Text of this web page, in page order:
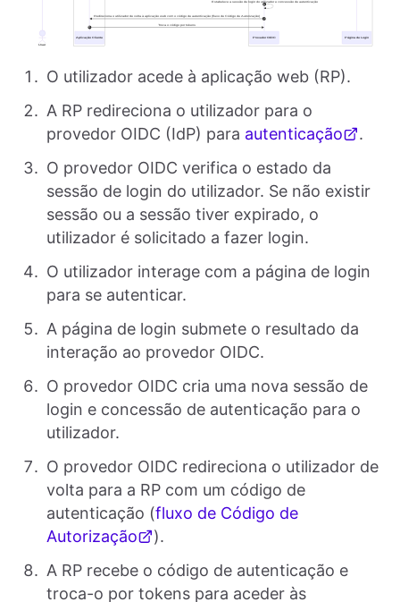
O utilizador acede à aplicação web (RP).
A RP redireciona o utilizador para o
provedor OIDC (IdP) para autenticação
.
O provedor OIDC verifica o estado da
sessão de login do utilizador. Se não existir
sessão ou a sessão tiver expirado, o
utilizador é solicitado a fazer login.
O utilizador interage com a página de login
para se autenticar.
A página de login submete o resultado da
interação ao provedor OIDC.
O provedor OIDC cria uma nova sessão de
login e concessão de autenticação para o
utilizador.
O provedor OIDC redireciona o utilizador de
volta para a RP com um código de
autenticação (fluxo de Código de
Autorização
).
A RP recebe o código de autenticação e
troca-o por tokens para aceder às